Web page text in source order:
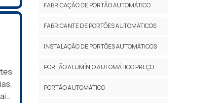
e
a
FABRICAÇÃO DE PORTÃO AUTOMÁTICO
FABRICANTE DE PORTÕES AUTOMÁTICOS
INSTALAÇÃO DE PORTÕES AUTOMÁTICOS
PORTÃO ALUMÍNIO AUTOMÁTICO PREÇO
PORTÃO AUTOMÁTICO